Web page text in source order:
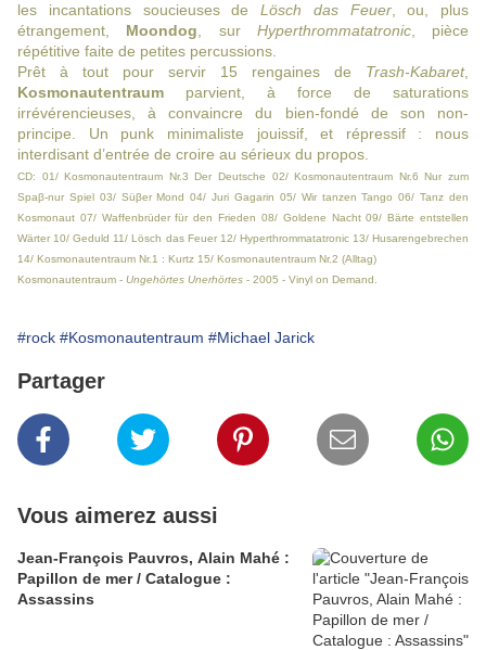
les incantations soucieuses de Lösch das Feuer, ou, plus
étrangement, Moondog , sur Hyperthrommatatronic, pièce
répétitive faite de petites percussions.
Prêt à tout pour servir 15 rengaines de Trash-Kabaret,
Kosmonautentraum parvient, à force de saturations
irrévérencieuses, à convaincre du bien-fondé de son non-
principe. Un punk minimaliste jouissif, et répressif : nous
interdisant d’entrée de croire au sérieux du propos.
CD: 01/ Kosmonautentraum Nr.3 Der Deutsche 02/ Kosmonautentraum Nr.6 Nur zum
Spaβ-nur Spiel 03/ Süβer Mond 04/ Juri Gagarin 05/ Wir tanzen Tango 06/ Tanz den
Kosmonaut 07/ Waffenbrüder für den Frieden 08/ Goldene Nacht 09/ Bärte entstellen
Wärter 10/ Geduld 11/ Lösch das Feuer 12/ Hyperthrommatatronic 13/ Husarengebrechen
14/ Kosmonautentraum Nr.1 : Kurtz 15/ Kosmonautentraum Nr.2 (Alltag)
Kosmonautentraum - Ungehörtes Unerhörtes - 2005 - Vinyl on Demand.
#rock #Kosmonautentraum #Michael Jarick
Partager
Vous aimerez aussi
Jean-François Pauvros, Alain Mahé :
Papillon de mer / Catalogue :
Assassins